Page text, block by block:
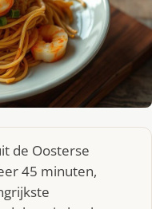
de Oosterse
45 minuten,